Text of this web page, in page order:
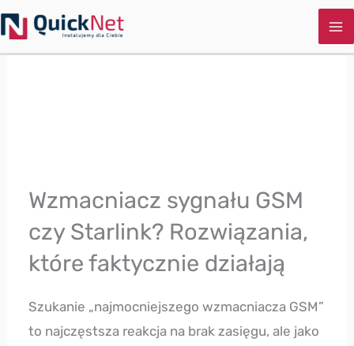
Przejdź
do
treści
Wzmacniacz sygnału GSM
czy Starlink? Rozwiązania,
które faktycznie działają
Szukanie „najmocniejszego wzmacniacza GSM”
to najczęstsza reakcja na brak zasięgu, ale jako